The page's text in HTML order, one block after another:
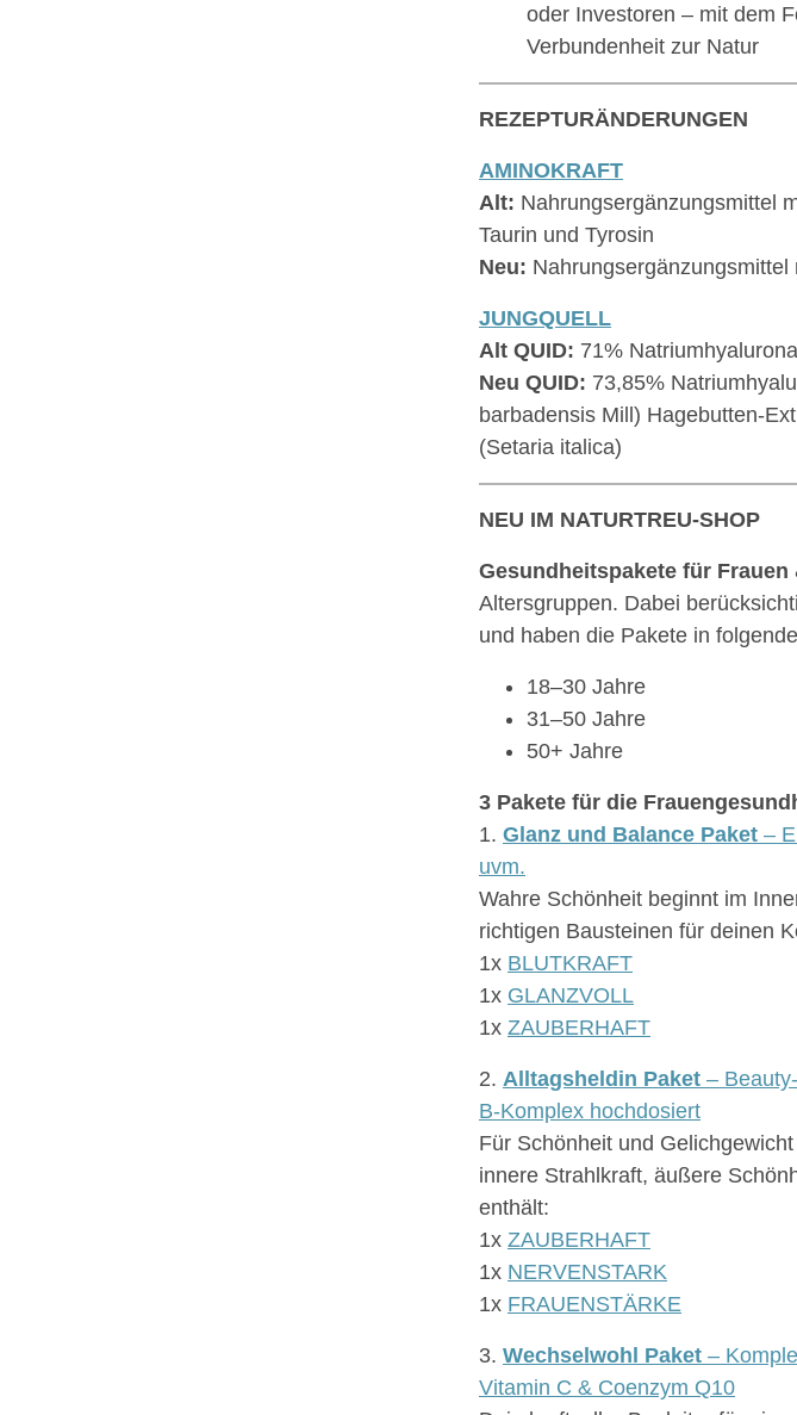
oder Investoren – mit dem
Verbundenheit zur Natur
REZEPTURÄNDERUNGEN
AMINOKRAFT
Alt: Nahrungsergänzungsmittel
Taurin und Tyrosin
Neu: Nahrungsergänzungsmittel
JUNGQUELL
Alt QUID: 71%
Neu QUID: 73,85%
barbadensis Mill) Hagebutten-
(Setaria italica)
NEU IM NATURTREU-SHOP
Gesundheitspakete für Frauen
Altersgruppen. Dabei
und haben die Pakete in
18–30 Jahre
31–50 Jahre
50+ Jahre
3 Pakete für die
1. Glanz und Balance Paket –
uvm.
Wahre Schönheit beginnt im
richtigen Bausteinen für deinen
1x BLUTKRAFT
1x GLANZVOLL
1x ZAUBERHAFT
2. Alltagsheldin Paket –
B-Komplex hochdosiert
Für Schönheit und
innere Strahlkraft, äußere
enthält:
1x ZAUBERHAFT
1x NERVENSTARK
1x FRAUENSTÄRKE
3. Wechselwohl Paket –
Vitamin C & Coenzym Q10